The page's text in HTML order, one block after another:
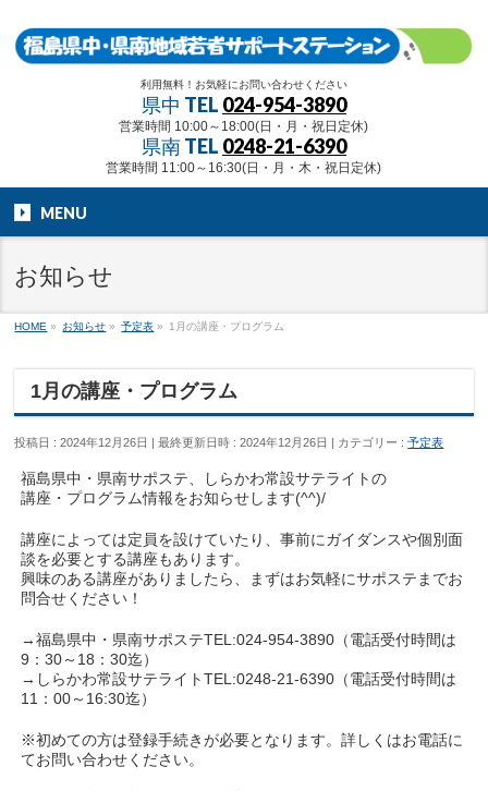
利用無料！お気軽にお問い合わせください
県中 TEL 024-954-3890
営業時間 10:00～18:00(日・月・祝日定休)
県南 TEL 0248-21-6390
営業時間 11:00～16:30(日・月・木・祝日定休)
MENU
お知らせ
HOME » お知らせ » 予定表 » 1月の講座・プログラム
1月の講座・プログラム
投稿日 : 2024年12月26日 最終更新日時 : 2024年12月26日 カテゴリー :予定表
福島県中・県南サポステ、しらかわ常設サテライトの
講座・プログラム情報をお知らせします(^^)/
講座によっては定員を設けていたり、事前にガイダンスや個別面
談を必要とする講座もあります。
興味のある講座がありましたら、まずはお気軽にサポステまでお
問合せください！
→福島県中・県南サポステTEL:024-954-3890（電話受付時間は
9：30～18：30迄）
→しらかわ常設サテライトTEL:0248-21-6390（電話受付時間は
11：00～16:30迄）
※初めての方は登録手続きが必要となります。詳しくはお電話に
てお問い合わせください。